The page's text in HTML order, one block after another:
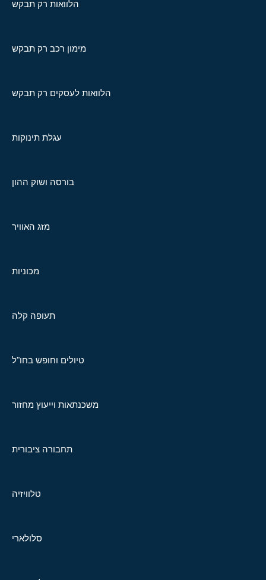
הלוואות רק תבקש
מימון רכב רק תבקש
הלוואות לעסקים רק תבקש
עגלת תינוקות
בורסה ושוק ההון
מזג האוויר
מכוניות
תעופה קלה
טיולים וחופש בחו"ל
משכנתאות וייעוץ מחזור
תחבורה ציבורית
טלוויזיה
סלולארי